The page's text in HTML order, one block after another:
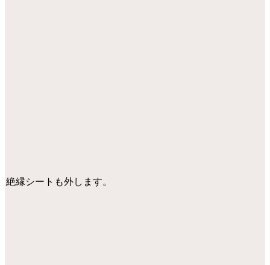
絶縁シートも外します。